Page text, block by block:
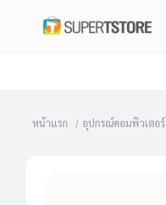
หน้าแรก อุปกรณ์คอมพิวเตอร์